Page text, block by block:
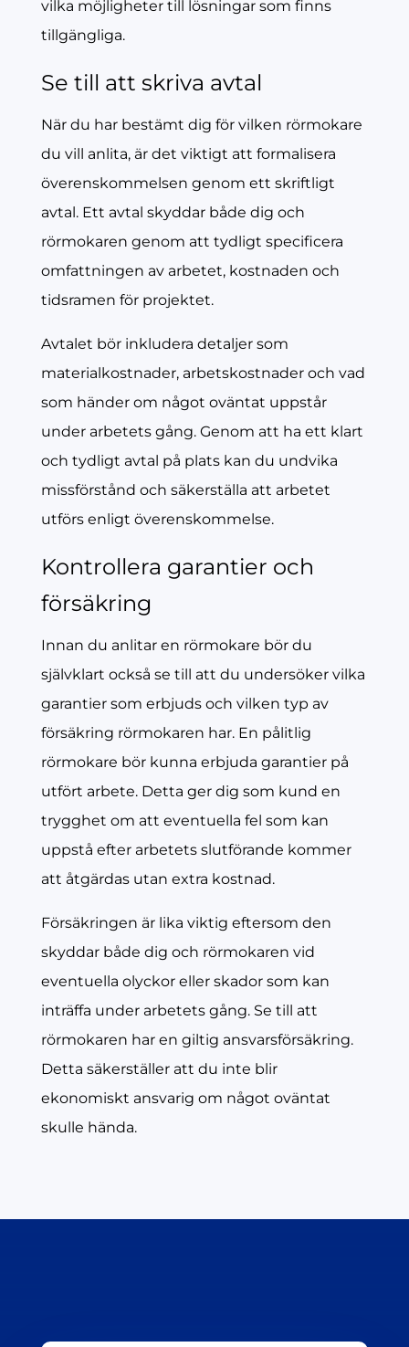
vilka möjligheter till lösningar som finns
tillgängliga.
Se till att skriva avtal
När du har bestämt dig för vilken rörmokare
du vill anlita, är det viktigt att formalisera
överenskommelsen genom ett skriftligt
avtal. Ett avtal skyddar både dig och
rörmokaren genom att tydligt specificera
omfattningen av arbetet, kostnaden och
tidsramen för projektet.
Avtalet bör inkludera detaljer som
materialkostnader, arbetskostnader och vad
som händer om något oväntat uppstår
under arbetets gång. Genom att ha ett klart
och tydligt avtal på plats kan du undvika
missförstånd och säkerställa att arbetet
utförs enligt överenskommelse.
Kontrollera garantier och
försäkring
Innan du anlitar en rörmokare bör du
självklart också se till att du undersöker vilka
garantier som erbjuds och vilken typ av
försäkring rörmokaren har. En pålitlig
rörmokare bör kunna erbjuda garantier på
utfört arbete. Detta ger dig som kund en
trygghet om att eventuella fel som kan
uppstå efter arbetets slutförande kommer
att åtgärdas utan extra kostnad.
Försäkringen är lika viktig eftersom den
skyddar både dig och rörmokaren vid
eventuella olyckor eller skador som kan
inträffa under arbetets gång. Se till att
rörmokaren har en giltig ansvarsförsäkring.
Detta säkerställer att du inte blir
ekonomiskt ansvarig om något oväntat
skulle hända.